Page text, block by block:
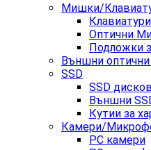
Мишки/
Клавиатури
Оптични
Подложки
Външни
SSD
SSD
Външни
Кутии за
Камери/
PC камери